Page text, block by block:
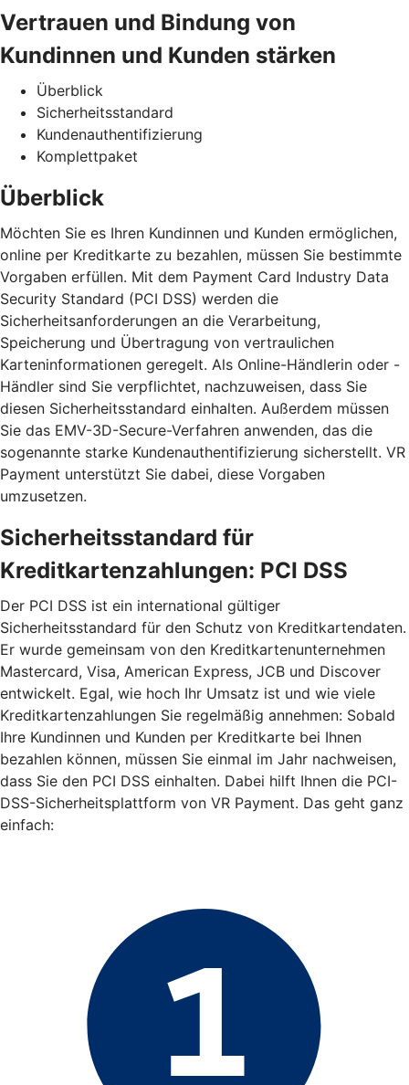
Vertrauen und Bindung von
Kundinnen und Kunden stärken
Überblick
Sicherheitsstandard
Kundenauthentifizierung
Komplettpaket
Überblick
Möchten Sie es Ihren Kundinnen und Kunden ermöglichen,
online per Kreditkarte zu bezahlen, müssen Sie bestimmte
Vorgaben erfüllen. Mit dem Payment Card Industry Data
Security Standard (PCI DSS) werden die
Sicherheitsanforderungen an die Verarbeitung,
Speicherung und Übertragung von vertraulichen
Karteninformationen geregelt. Als Online-Händlerin oder -
Händler sind Sie verpflichtet, nachzuweisen, dass Sie
diesen Sicherheitsstandard einhalten. Außerdem müssen
Sie das EMV-3D-Secure-Verfahren anwenden, das die
sogenannte starke Kundenauthentifizierung sicherstellt. VR
Payment unterstützt Sie dabei, diese Vorgaben
umzusetzen.
Sicherheitsstandard für
Kreditkartenzahlungen: PCI DSS
Der PCI DSS ist ein international gültiger
Sicherheitsstandard für den Schutz von Kreditkartendaten.
Er wurde gemeinsam von den Kreditkartenunternehmen
Mastercard, Visa, American Express, JCB und Discover
entwickelt. Egal, wie hoch Ihr Umsatz ist und wie viele
Kreditkartenzahlungen Sie regelmäßig annehmen: Sobald
Ihre Kundinnen und Kunden per Kreditkarte bei Ihnen
bezahlen können, müssen Sie einmal im Jahr nachweisen,
dass Sie den PCI DSS einhalten. Dabei hilft Ihnen die PCI-
DSS-Sicherheitsplattform von VR Payment. Das geht ganz
einfach: